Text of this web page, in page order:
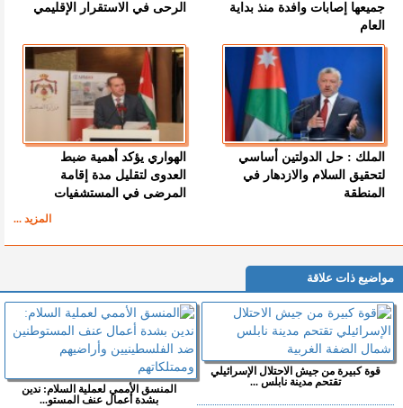
جميعها إصابات وافدة منذ بداية
العام
الرحى في الاستقرار الإقليمي
الملك : حل الدولتين أساسي
لتحقيق السلام والازدهار في
المنطقة
الهواري يؤكد أهمية ضبط
العدوى لتقليل مدة إقامة
المرضى في المستشفيات
المزيد ...
مواضيع ذات علاقة
قوة كبيرة من جيش الاحتلال الإسرائيلي
تقتحم مدينة نابلس ...
المنسق الأممي لعملية السلام: ندين
بشدة أعمال عنف المستو...